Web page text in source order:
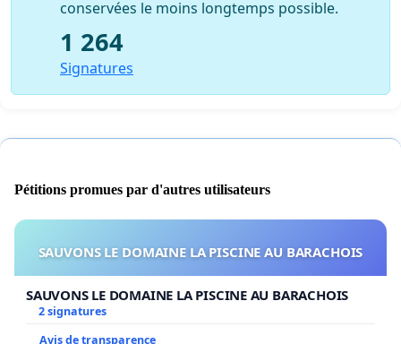
conservées le moins longtemps possible.
1 264
Signatures
Pétitions promues par d'autres utilisateurs
SAUVONS LE DOMAINE LA PISCINE AU BARACHOIS
SAUVONS LE DOMAINE LA PISCINE AU BARACHOIS
2 signatures
Avis de transparence